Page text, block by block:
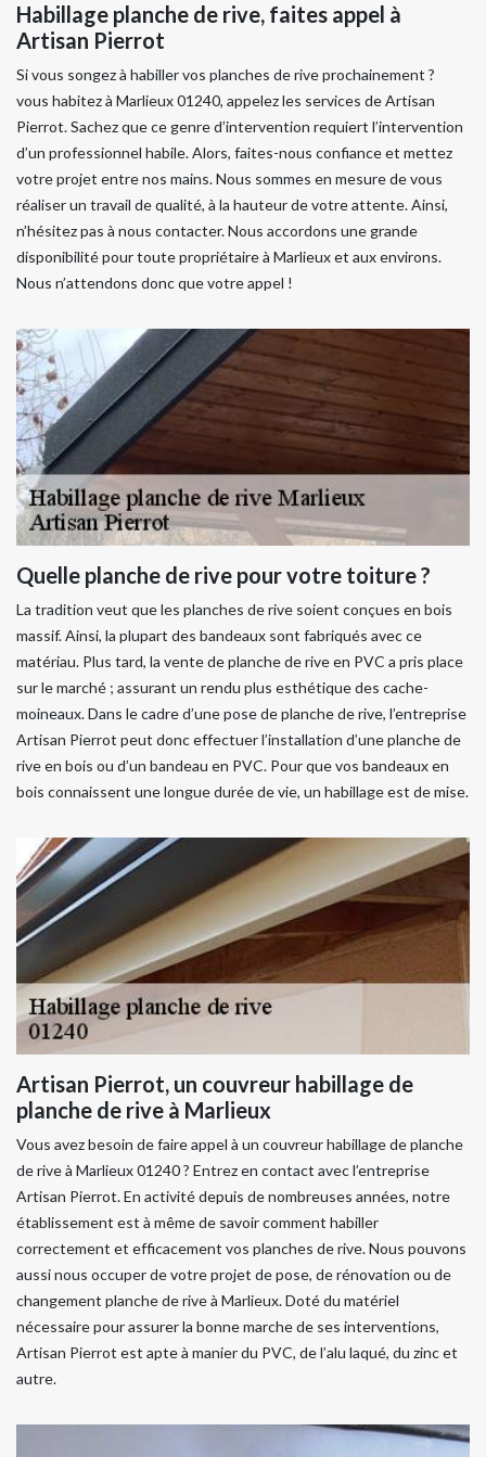
Habillage planche de rive, faites appel à
Artisan Pierrot
Si vous songez à habiller vos planches de rive prochainement ?
vous habitez à Marlieux 01240, appelez les services de Artisan
Pierrot. Sachez que ce genre d’intervention requiert l’intervention
d’un professionnel habile. Alors, faites-nous confiance et mettez
votre projet entre nos mains. Nous sommes en mesure de vous
réaliser un travail de qualité, à la hauteur de votre attente. Ainsi,
n’hésitez pas à nous contacter. Nous accordons une grande
disponibilité pour toute propriétaire à Marlieux et aux environs.
Nous n’attendons donc que votre appel !
Quelle planche de rive pour votre toiture ?
La tradition veut que les planches de rive soient conçues en bois
massif. Ainsi, la plupart des bandeaux sont fabriqués avec ce
matériau. Plus tard, la vente de planche de rive en PVC a pris place
sur le marché ; assurant un rendu plus esthétique des cache-
moineaux. Dans le cadre d’une pose de planche de rive, l’entreprise
Artisan Pierrot peut donc effectuer l’installation d’une planche de
rive en bois ou d’un bandeau en PVC. Pour que vos bandeaux en
bois connaissent une longue durée de vie, un habillage est de mise.
Artisan Pierrot, un couvreur habillage de
planche de rive à Marlieux
Vous avez besoin de faire appel à un couvreur habillage de planche
de rive à Marlieux 01240 ? Entrez en contact avec l’entreprise
Artisan Pierrot. En activité depuis de nombreuses années, notre
établissement est à même de savoir comment habiller
correctement et efficacement vos planches de rive. Nous pouvons
aussi nous occuper de votre projet de pose, de rénovation ou de
changement planche de rive à Marlieux. Doté du matériel
nécessaire pour assurer la bonne marche de ses interventions,
Artisan Pierrot est apte à manier du PVC, de l’alu laqué, du zinc et
autre.